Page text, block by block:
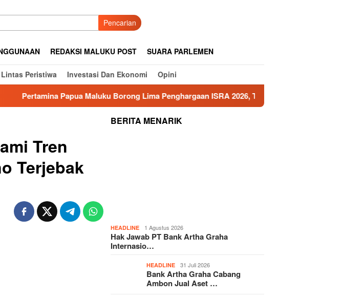
Pencarian
REDAKSI MALUKU POST SUARA PARLEMEN
Lintas Peristiwa Investasi Dan Ekonomi Opini
Papua Maluku Borong Lima Penghargaan ISRA 2026, Tiga Program Raih Predikat Emas
Tren
Terjebak
BERITA MENARIK
HEADLINE 1 Agustus 2026
Hak Jawab PT Bank Artha Graha
Internasio…
HEADLINE 31 Juli 2026
Bank Artha Graha Cabang
Ambon Jual Aset …